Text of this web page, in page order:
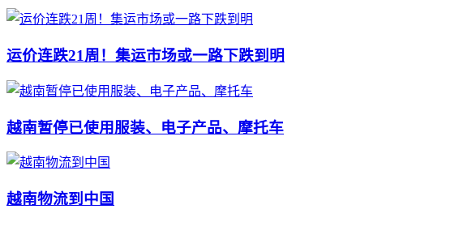
运价连跌21周！集运市场或一路下跌到明
越南暂停已使用服装、电子产品、摩托车
越南物流到中国